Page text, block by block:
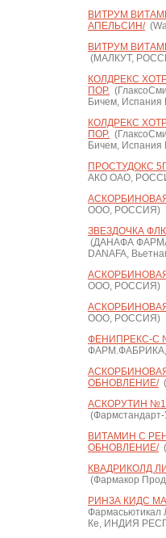
ВИТРУМ
АПЕЛЬСИН/
ВИТРУМ
(МАЛКУТ,
КОЛДРЕКС
ПОР.
Бичем, Испания
КОЛДРЕКС
ПОР.
Бичем, Испания
ПРОСТУДОКС
АКО ОАО,
ООО, РОССИЯ)
ЗВЕЗДОЧКА
(ДАНАФА
DANAFA,
ООО, РОССИЯ)
ООО, РОССИЯ)
ФЕНИПРЕКС-С
ОБНОВЛЕНИЕ/
АСКОРУТИН
ВИТАМИН С
ОБНОВЛЕНИЕ/
КВАДРИКОЛД
(Фармакор
РИНЗА КИДС
Фармасьютикал
Ке, ИНДИЯ